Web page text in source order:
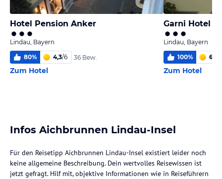
Hotel Pension Anker
Lindau, Bayern
80% 4,3/6 36 Bew.
Zum Hotel
Garni Hotel
Lindau, Bayern
100% 6,0
Zum Hotel
Infos Aichbrunnen Lindau-Insel
Für den Reisetipp Aichbrunnen Lindau-Insel existiert leider noch
keine allgemeine Beschreibung. Dein wertvolles Reisewissen ist
jetzt gefragt. Hilf mit, objektive Informationen wie in Reiseführern